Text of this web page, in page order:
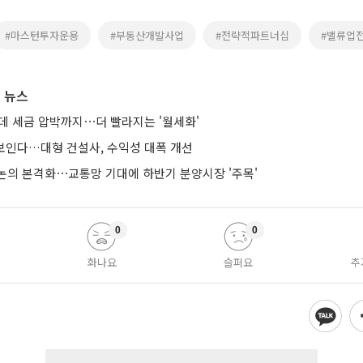
#마스턴투자운용 #부동산개발사업 #전략적파트너십 #밸류업
스
세금 압박까지⋯더 빨라지는 '월세화'
인다…대형 건설사, 수익성 대폭 개선
의 본격화⋯교통망 기대에 하반기 분양시장 '주목'
화나요
0
슬퍼요
0